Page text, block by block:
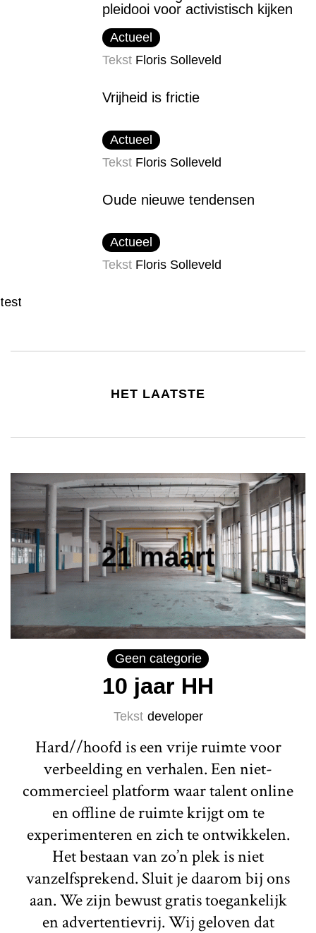
pleidooi voor activistisch kijken
Actueel
Tekst Floris Solleveld
Vrijheid is frictie
Actueel
Tekst Floris Solleveld
Oude nieuwe tendensen
Actueel
Tekst Floris Solleveld
test
HET LAATSTE
Geen categorie
10 jaar HH
Tekst developer
Hard//hoofd is een vrije ruimte voor
verbeelding en verhalen. Een niet-
commercieel platform waar talent online
en offline de ruimte krijgt om te
experimenteren en zich te ontwikkelen.
Het bestaan van zo’n plek is niet
vanzelfsprekend. Sluit je daarom bij ons
aan. We zijn bewust gratis toegankelijk
en advertentievrij. Wij geloven dat